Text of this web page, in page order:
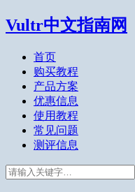
Vultr中文指南网
首页
购买教程
产品方案
优惠信息
使用教程
常见问题
测评信息